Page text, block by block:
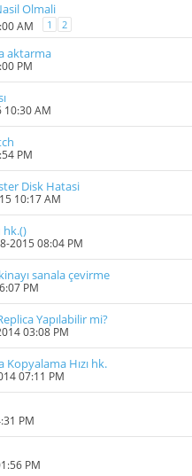
Olmali
AM 1 2
aktarma
PM
10:30 AM
PM
Disk Hatasi
10:17 AM
hk.()
2015 08:04 PM
sanala çevirme
PM
Yapılabilir mi?
03:08 PM
Hızı hk.
07:11 PM
PM
PM